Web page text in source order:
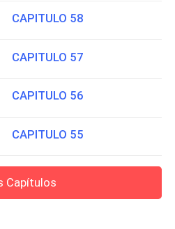
CAPITULO 58
CAPITULO 57
CAPITULO 56
CAPITULO 55
Capítulos